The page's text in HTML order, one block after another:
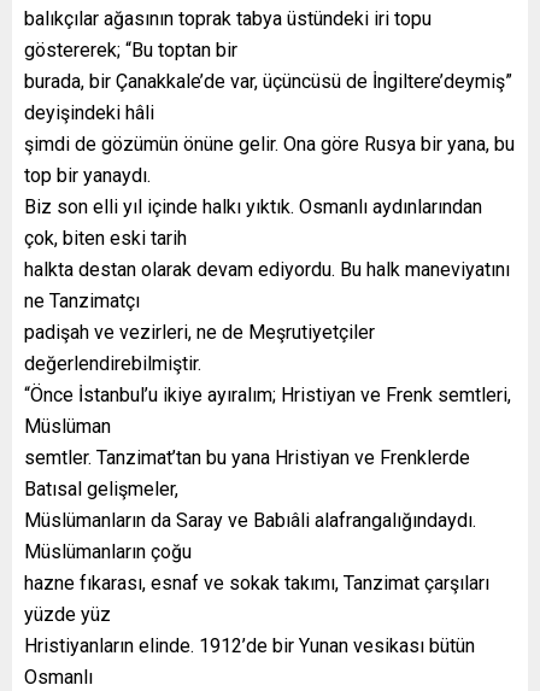
balıkçılar ağasının toprak tabya üstündeki iri topu
göstererek; “Bu toptan bir
burada, bir Çanakkale’de var, üçüncüsü de İngiltere’deymiş”
deyişindeki hâli
şimdi de gözümün önüne gelir. Ona göre Rusya bir yana, bu
top bir yanaydı.
Biz son elli yıl içinde halkı yıktık. Osmanlı aydınlarından
çok, biten eski tarih
halkta destan olarak devam ediyordu. Bu halk maneviyatını
ne Tanzimatçı
padişah ve vezirleri, ne de Meşrutiyetçiler
değerlendirebilmiştir.
“Önce İstanbul’u ikiye ayıralım; Hristiyan ve Frenk semtleri,
Müslüman
semtler. Tanzimat’tan bu yana Hristiyan ve Frenklerde
Batısal gelişmeler,
Müslümanların da Saray ve Babıâli alafrangalığındaydı.
Müslümanların çoğu
hazne fıkarası, esnaf ve sokak takımı, Tanzimat çarşıları
yüzde yüz
Hristiyanların elinde. 1912’de bir Yunan vesikası bütün
Osmanlı